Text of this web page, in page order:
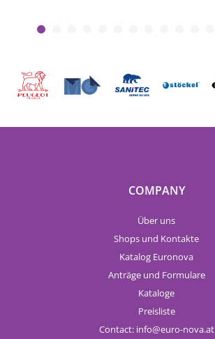
COMPANY
Über uns
Shops und Kontakte
Katalog Euronova
Anträge und Formulare
Kataloge
Preisliste
Contact: info euro-nova.at